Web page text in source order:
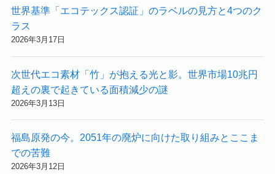
世界基準「エコテックス認証」のラベルの見方と4つのク
ラス
2026年3月17日
次世代エコ素材「竹」が抱える光と影。世界市場10兆円
超えの裏で起きている面積減少の謎
2026年3月13日
福島原発の今。2051年の廃炉に向けた取り組みとここま
での苦難
2026年3月12日